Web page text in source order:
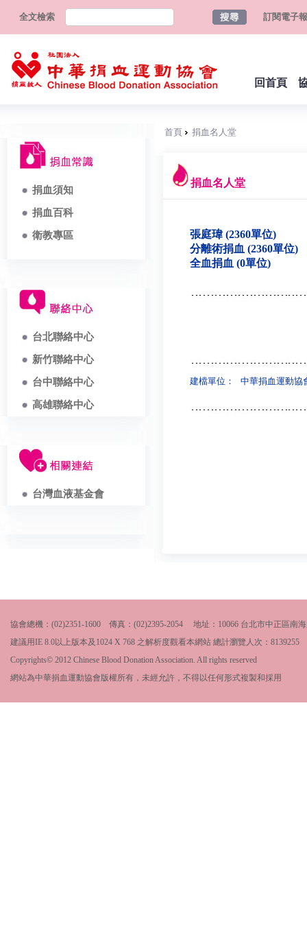
全文檢索 訂閱電子報
回首頁
捐血須知
捐血百科
衛教專區
台北聯絡中心
新竹聯絡中心
台中聯絡中心
高雄聯絡中心
台灣血液基金會
首頁 捐血名人堂
捐血名人堂
張庭瑋 (2360單位)
分離術捐血 (2360單位)
全血捐血 (0單位)
建檔單位： 中華捐血運動協
協會總機：(02)2351-1600 傳真：(02)2395-2054 地址：10066 台北市中正區南
建議用IE 8.0以上版本及1024 X 768 之解析度觀看本網站 總計瀏覽人次： 8139255
Copyrights© 2012 Chinese Blood Donation Association. All rights reserved
網站為中華捐血運動協會版權所有，未經允許，不得以任何形式複製和採用